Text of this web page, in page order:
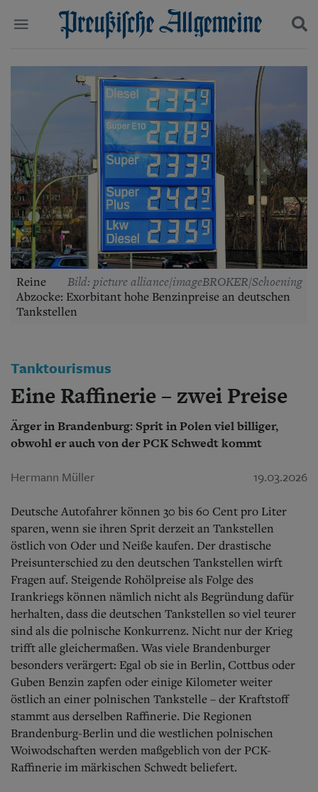
Start
Wer wir sind
Mediadaten
Politik
Kultur
Wirtschaft
Panorama
Gesellschaft
Leben
Geschichte
Ostpreußen
Pommern
Berlin-Brandenburg
Schlesien
Danzig und Westpreußen
Bücher
Kontakt
Impressum
Suchen und finden
Bild: picture alliance/imageBROKER/Schoening
Reine
Abzocke: Exorbitant hohe Benzinpreise an deutschen
Tankstellen
Tanktourismus
Eine Raffinerie – zwei Preise
Ärger in Brandenburg: Sprit in Polen viel billiger,
obwohl er auch von der PCK Schwedt kommt
Hermann Müller 19.03.2026
Deutsche Autofahrer können 30 bis 60 Cent pro Liter
sparen, wenn sie ihren Sprit derzeit an Tankstellen
östlich von Oder und Neiße kaufen. Der drastische
Preisunterschied zu den deutschen Tankstellen wirft
Fragen auf. Steigende Rohölpreise als Folge des
Irankriegs können nämlich nicht als Begründung dafür
herhalten, dass die deutschen Tankstellen so viel teurer
sind als die polnische Konkurrenz. Nicht nur der Krieg
trifft alle gleichermaßen. Was viele Brandenburger
besonders verärgert: Egal ob sie in Berlin, Cottbus oder
Guben Benzin zapfen oder einige Kilometer weiter
östlich an einer polnischen Tankstelle – der Kraftstoff
stammt aus derselben Raffinerie. Die Regionen
Brandenburg-Berlin und die westlichen polnischen
Woiwodschaften werden maßgeblich von der PCK-
Raffinerie im märkischen Schwedt beliefert.